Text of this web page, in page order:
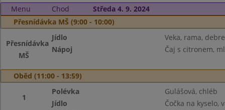
Menu Chod
Středa 4. 9. 2024
Přesnídávka MŠ (9:00 - 10:00)
Přesnídávka
MŠ
Jídlo
Veka, rama,
Nápoj
Čaj s citronem,
Oběd (11:00 - 13:59)
1
Polévka
Gulášová, chléb
Jídlo
Čočka na kyselo,